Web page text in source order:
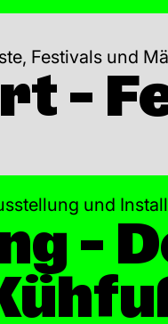
Festivals und
–
und
–